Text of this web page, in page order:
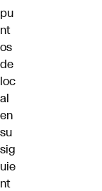
pu
nt
os
de
loc
al
en
su
sig
uie
nt